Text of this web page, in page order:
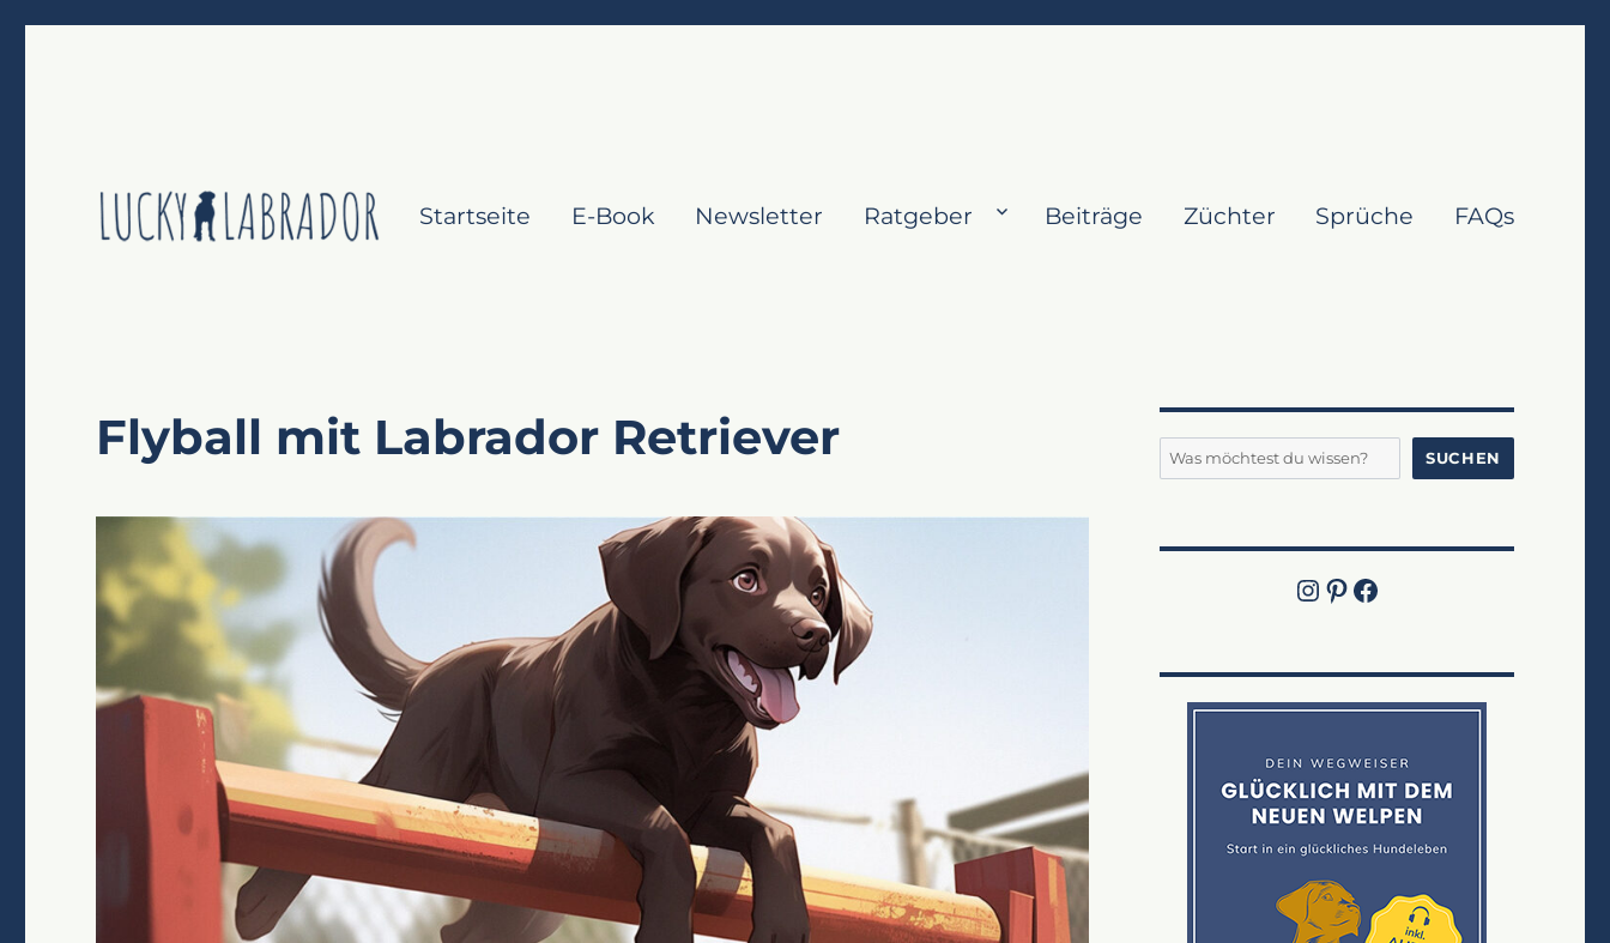
Startseite E-Book Newsletter Ratgeber Beiträge Züchter Sprüche FAQs
Flyball mit Labrador Retriever SUCHEN
Instagram
Pinterest
Jetzt die Facebook-Fanpage von Lucky Labrador besuchen!